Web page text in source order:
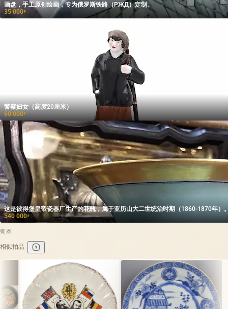
画盘，手工原创绘画，专为俄罗斯铁路（РЖД）定制。
35 000₽
警察妇女（高度20厘米）
60 000₽
这是彼得堡皇帝瓷器厂生产的花瓶，属于亚历山大二世统治时期（1860-1870年）
540 000₽
瓷器
相似拍品